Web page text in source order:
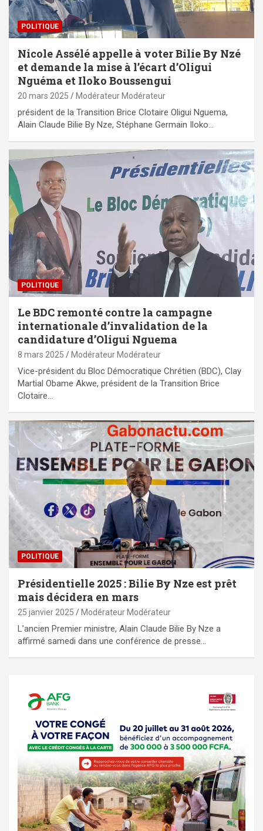
POLITIQUE
Nicole Assélé appelle à voter Bilie By Nzé
et demande la mise à l’écart d’Oligui
Nguéma et Iloko Boussengui
20 mars 2025 Modérateur Modérateur
président de la Transition Brice Clotaire Oligui Nguema,
Alain Claude Bilie By Nze, Stéphane Germain Iloko…
POLITIQUE
Le BDC remonté contre la campagne
internationale d’invalidation de la
candidature d’Oligui Nguema
8 mars 2025 Modérateur Modérateur
Vice-président du Bloc Démocratique Chrétien (BDC), Clay
Martial Obame Akwe, président de la Transition Brice
Clotaire…
POLITIQUE
Présidentielle 2025 : Bilie By Nze est prêt
mais décidera en mars
25 janvier 2025 Modérateur Modérateur
L’ancien Premier ministre, Alain Claude Bilie By Nze a
affirmé samedi dans une conférence de presse…